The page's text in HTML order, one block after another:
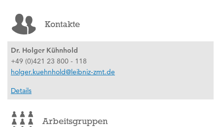
Kontakte
Dr. Holger Kühnhold
+49 (0)421 23 800 - 118
holger.kuehnhold@leibniz-zmt.de
Details
Arbeitsgruppen